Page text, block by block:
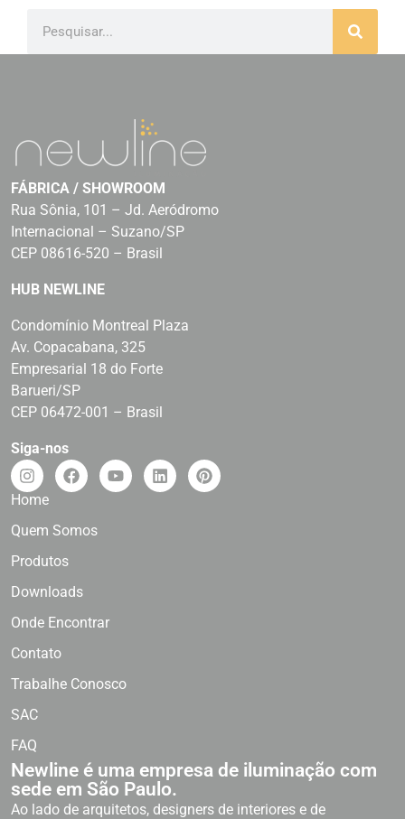
FÁBRICA / SHOWROOM
Rua Sônia, 101 – Jd. Aeródromo
Internacional – Suzano/SP
CEP 08616-520 – Brasil
HUB NEWLINE
Condomínio Montreal Plaza
Av. Copacabana, 325
Empresarial 18 do Forte
Barueri/SP
CEP 06472-001 – Brasil
Siga-nos
Home
Quem Somos
Produtos
Downloads
Onde Encontrar
Contato
Trabalhe Conosco
SAC
FAQ
Newline é uma empresa de iluminação com
sede em São Paulo.
Ao lado de arquitetos, designers de interiores e de